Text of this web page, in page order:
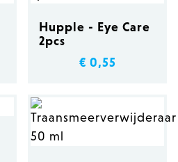
Hupple - Eye Care
2pcs
€ 0,55